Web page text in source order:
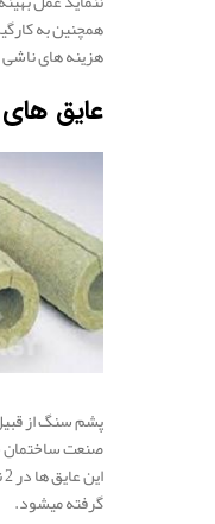
همچنین به
هزینه های
عایق
پشم سنگ از
صنعت
گرفته میشود.